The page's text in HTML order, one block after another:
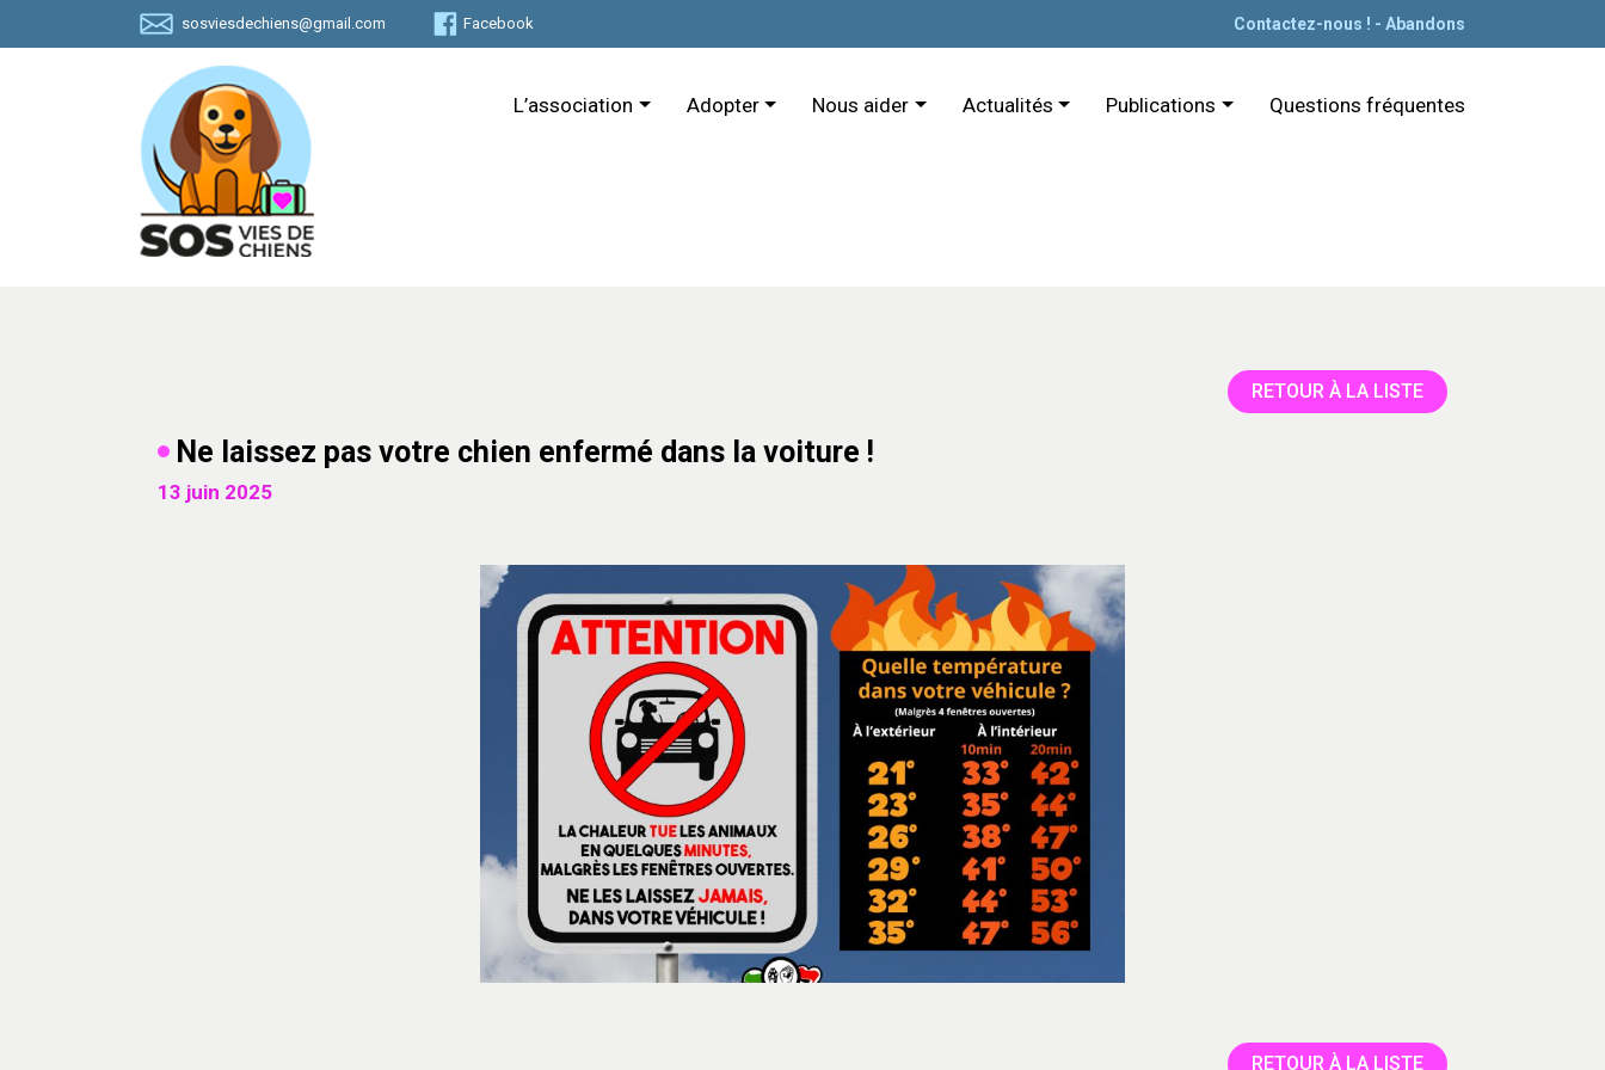
sosviesdechiens@gmail.com Facebook Contactez-nous ! - Abandons
L’association Adopter Nous aider Actualités Publications Questions fréquentes
RETOUR À LA LISTE
Ne laissez pas votre chien enfermé dans la voiture !
13 juin 2025
RETOUR À LA LISTE